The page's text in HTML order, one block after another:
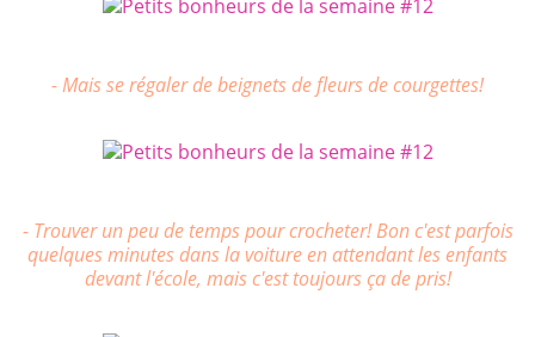
- Mais se régaler de beignets de fleurs de courgettes!
- Trouver un peu de temps pour crocheter! Bon c'est parfois
quelques minutes dans la voiture en attendant les enfants
devant l'école, mais c'est toujours ça de pris!